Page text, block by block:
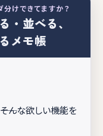
分けできてますか？
・並べる、
メモ帳
そんな欲しい機能を